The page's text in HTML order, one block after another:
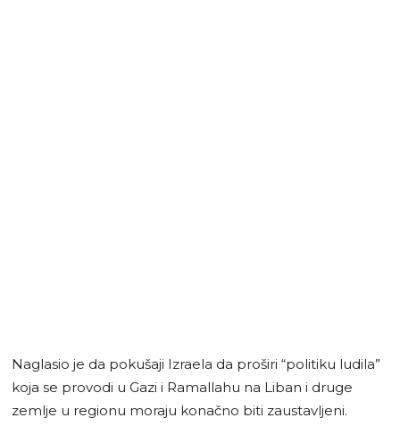
Naglasio je da pokušaji Izraela da proširi “politiku ludila”
koja se provodi u Gazi i Ramallahu na Liban i druge
zemlje u regionu moraju konačno biti zaustavljeni.